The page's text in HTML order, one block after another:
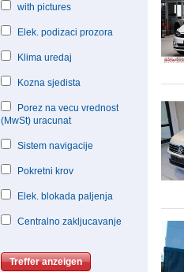
with pictures
Elek. podizaci prozora
Klima uredaj
Kozna sjedista
Porez na vecu vrednost
(MwSt) uracunat
Sistem navigacije
Pokretni krov
Elek. blokada paljenja
Centralno zakljucavanje